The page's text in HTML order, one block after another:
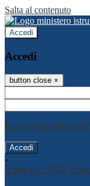
Salta al contenuto
Accedi
Accedi
button close ×
Password dimenticata?
-
Entra con SPID